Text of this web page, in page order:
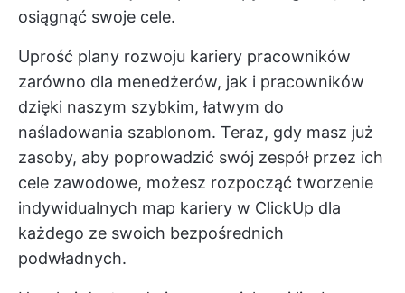
osiągnąć swoje cele.
Uprość plany rozwoju kariery pracowników
zarówno dla menedżerów, jak i pracowników
dzięki naszym szybkim, łatwym do
naśladowania szablonom. Teraz, gdy masz już
zasoby, aby poprowadzić swój zespół przez ich
cele zawodowe, możesz rozpocząć tworzenie
indywidualnych map kariery w ClickUp dla
każdego ze swoich bezpośrednich
podwładnych.